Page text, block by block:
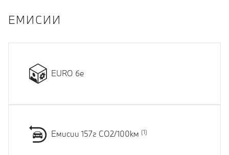
EМИСИИ
EURO 6e
Емисии 157г CO2/100км